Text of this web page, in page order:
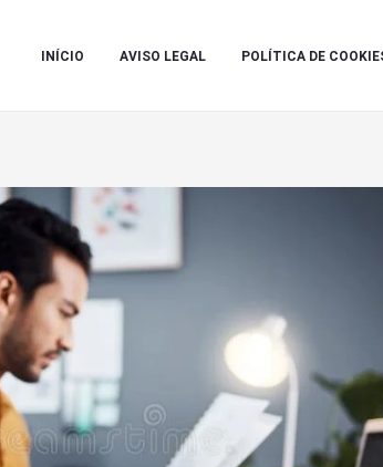
INÍCIO AVISO LEGAL POLÍTICA DE